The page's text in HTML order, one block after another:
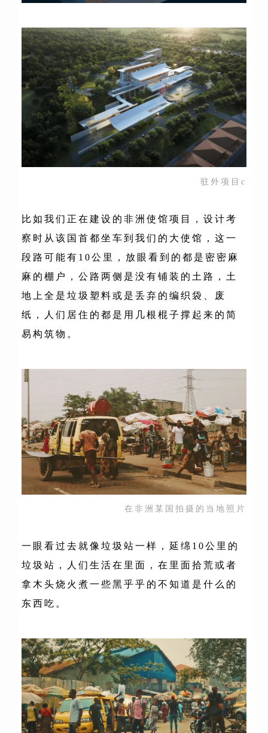
驻外项目c
比如我们正在建设的非洲使馆项目，设计考
察时从该国首都坐车到我们的大使馆，这一
段路可能有10公里，放眼看到的都是密密麻
麻的棚户，公路两侧是没有铺装的土路，土
地上全是垃圾塑料或是丢弃的编织袋、废
纸，人们居住的都是用几根棍子撑起来的简
易构筑物。
在非洲某国拍摄的当地照片
一眼看过去就像垃圾站一样，延绵10公里的
垃圾站，人们生活在里面，在里面拾荒或者
拿木头烧火煮一些黑乎乎的不知道是什么的
东西吃。